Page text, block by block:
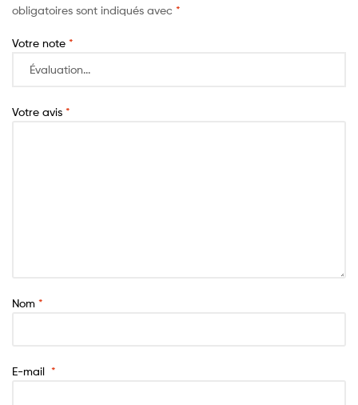
obligatoires sont indiqués avec *
Votre note *
Votre avis *
Nom *
E-mail *